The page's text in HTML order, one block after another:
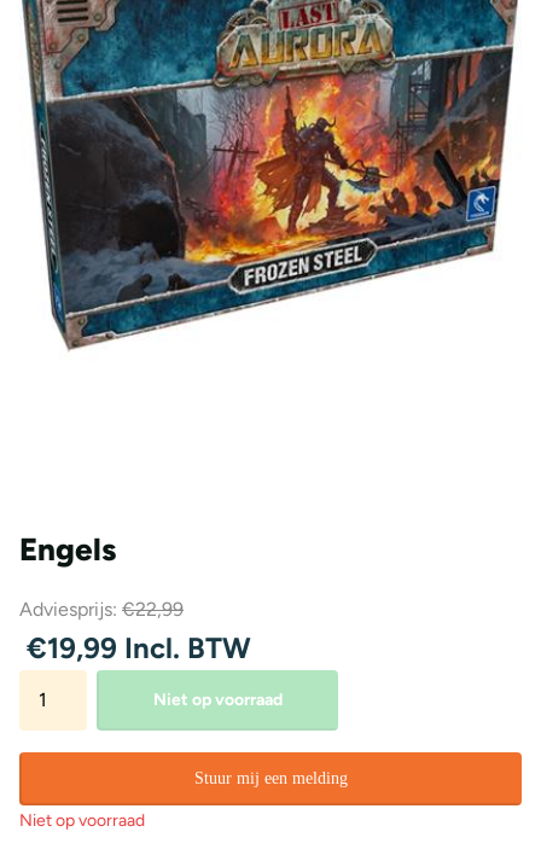
Engels
Adviesprijs: €22,99
€19,99 Incl. BTW
Niet op voorraad
Stuur mij een melding
Niet op voorraad